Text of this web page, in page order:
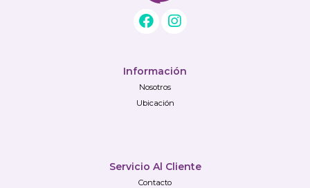
Información
Nosotros
Ubicación
Servicio Al Cliente
Contacto